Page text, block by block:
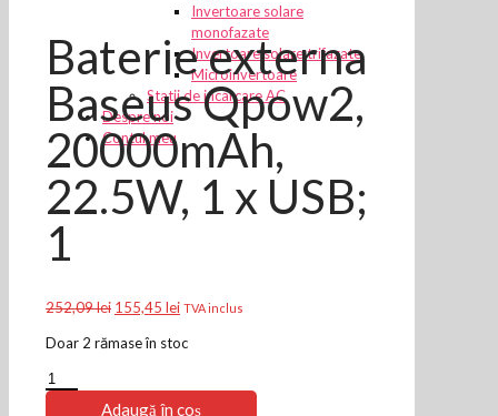
Invertoare solare
monofazate
Invertoare solare trifazate
Microinvertoare
Statii de incarcare AC
Despre noi
Contul meu
Baterie externa
Baseus Qpow2,
20000mAh,
22.5W, 1 x USB;
1
252,09lei Prețul
a
252,09 lei.
155,45 leiPrețul
este:
TVA inclus
Doar 2 rămase în stoc
Cantitate
Baterie
Adaugă în coș